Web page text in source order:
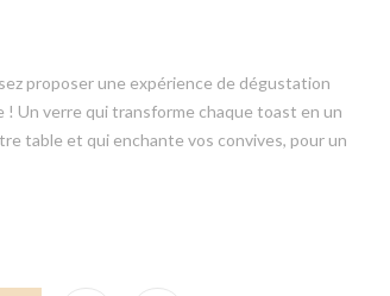
proposer une expérience de dégustation
! Un verre qui transforme chaque toast en un
table et qui enchante vos convives, pour un